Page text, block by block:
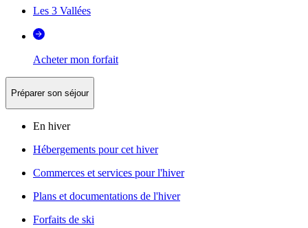
Les 3 Vallées
Acheter mon forfait
Préparer son séjour
En hiver
Hébergements pour cet hiver
Commerces et services pour l'hiver
Plans et documentations de l'hiver
Forfaits de ski